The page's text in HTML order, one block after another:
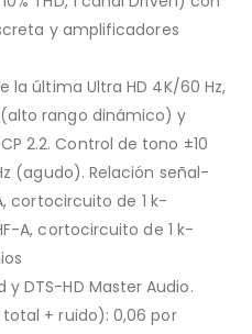
y amplificadores
la última Ultra HD 4K/60 Hz,
rango dinámico) y
2.2. Control de tono ±10
(agudo). Relación señal-
cortocircuito de 1 k-
A, cortocircuito de 1 k-
DTS-HD Master Audio.
+ ruido): 0,06 por